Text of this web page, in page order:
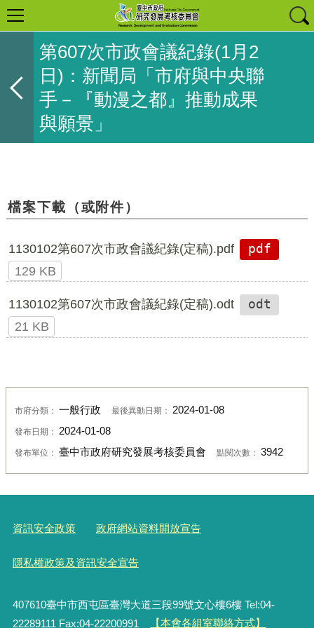
第607次市政會議紀錄(1月2
日)：新聞局「市府與中央聯
手－『動漫之都』推動成果
與願景」
檔案下載（或附件）
1130102第607次市政會議紀錄(定稿).pdf
pdf
129 KB
1130102第607次市政會議紀錄(定稿).odt
odt
21 KB
市府分類： 一般行政 最後異動日期： 2024-01-08
發布日期： 2024-01-08
發布單位： 臺中市政府研究發展考核委員會 點閱次數： 3942
資訊安全政策 政府網站資料開放宣告
隱私權政策及資訊安全宣告
407610臺中市西屯區臺灣大道三段99號文心樓6樓 Tel:04-
22289111 Fax:04-22200991
【本會各組室聯絡方式】